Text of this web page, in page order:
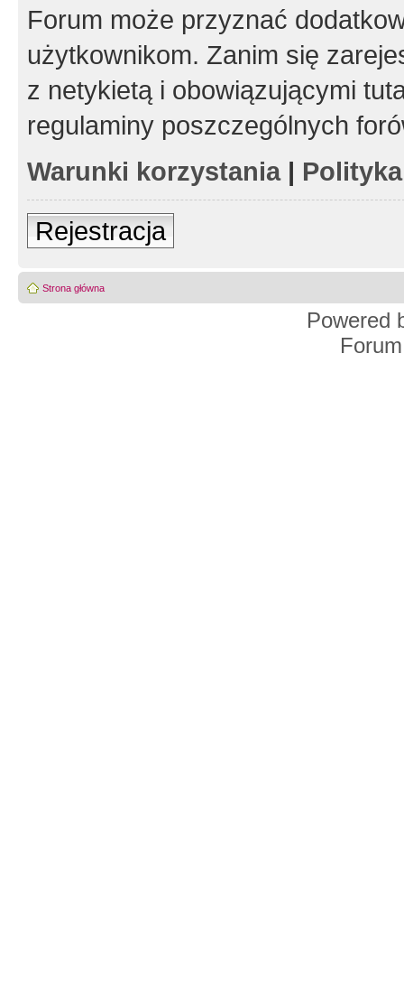
Forum może przyznać
użytkownikom. Zanim się
z netykietą i obowiązującymi
regulaminy poszczególnych
Warunki korzystania|
Rejestracja
Strona główna
Powered